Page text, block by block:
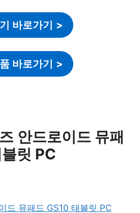
바로가기 >
바로가기 >
안드로이드 뮤패
릿 PC